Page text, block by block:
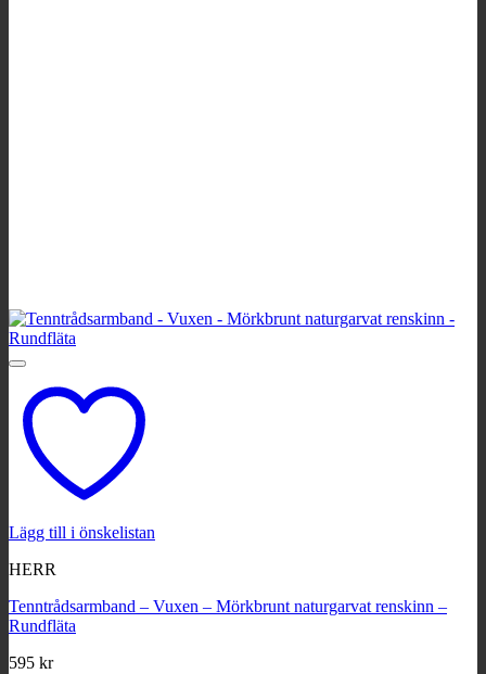
Lägg till i önskelistan
HERR
Tenntrådsarmband – Vuxen – Mörkbrunt naturgarvat renskinn –
Rundfläta
595 kr